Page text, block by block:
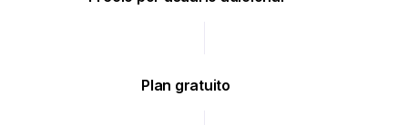
Plan gratuito